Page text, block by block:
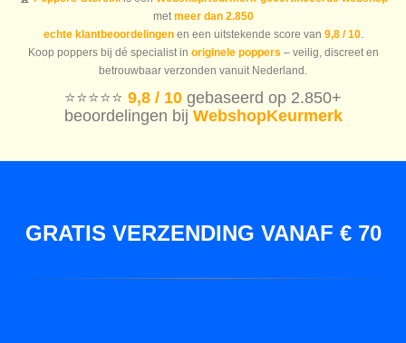
met meer dan 2.850
echte klantbeoordelingenen een uitstekende score van 9,8 / 10.
Koop poppers bij dé specialist in originele poppers – veilig, discreet en
betrouwbaar verzonden vanuit Nederland.
⭐️⭐️⭐️⭐️⭐️ 9,8 / 10 gebaseerd op 2.850+
beoordelingen bij WebshopKeurmerk
GRATIS VERZENDING VANAF € 70